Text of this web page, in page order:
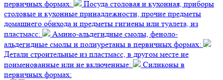
первичных формах:
Посуда столовая и кухонная, приборы
столовые и кухонные принадлежности, прочие предметы
домашнего обихода и предметы гигиены или туалета, из
пластмасс:
Амино-альдегидные смолы, феноло-
альдегидные смолы и полиуретаны в первичных формах:
Детали строительные из пластмасс, в другом месте не
поименованные или не включенные:
Силиконы в
первичных формах: